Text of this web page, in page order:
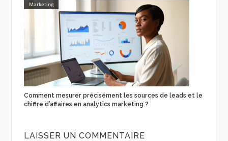
Marketing
Comment mesurer précisément les sources de leads et le
chiffre d’affaires en analytics marketing ?
LAISSER UN COMMENTAIRE